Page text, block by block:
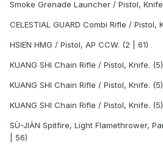
Smoke Grenade Launcher / Pistol,
CELESTIAL GUARD Combi Rifle / Pistol,
HSIEN HMG / Pistol, AP CCW. (2 | 61)
KUANG SHI Chain Rifle / Pistol, Knife. (5)
KUANG SHI Chain Rifle / Pistol, Knife. (5)
KUANG SHI Chain Rifle / Pistol, Knife. (5)
SÙ-JIÀN Spitfire, Light Flamethrower,
| 56)